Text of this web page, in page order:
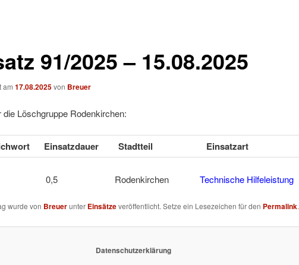
91/2025 – 15.08.2025
am 17.08.2025von Breuer
die Löschgruppe Rodenkirchen:
Einsatzdauer Stadtteil Einsatzart
0,5 Rodenkirchen Technische Hilfeleistung
wurde von Breuerunter Einsätzeveröffentlicht. Setze ein Lesezeichen für den Permalink.
Datenschutzerklärung